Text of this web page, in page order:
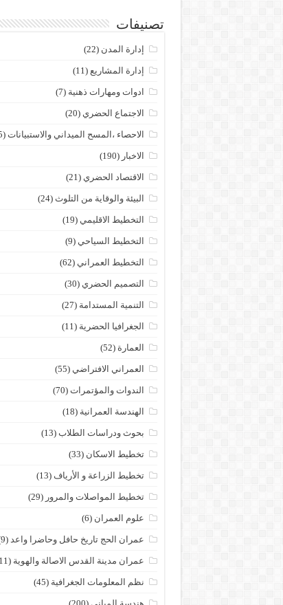
تصنيفات
إدارة المدن (22)
إدارة المشاريع (11)
ادوات ومهارات ذهنية (7)
الاجتماع الحضري (20)
الاحصاء ،المسح الميداني والاستبيانات (5)
الاخبار (190)
الاقتصاد الحضري (21)
البيئة والوقاية من التلوث (24)
التخطيط الاقليمي (19)
التخطيط السياحي (9)
التخطيط العمراني (62)
التصميم الحضري (30)
التنمية المستدامة (27)
الجغرافيا الحضرية (11)
العمارة (52)
العمراني الافتراضي (55)
الندوات والمؤتمرات (70)
الهندسة العمرانية (18)
بحوث ودراسات الطلاب (13)
تخطيط الاسكان (33)
تخطيط الزراعة و الأرياف (13)
تخطيط المواصلات والمرور (29)
علوم العمران (6)
عمران الحج تاريخ حافل وحاضرا واعد (9)
عمران مدينة القدس الاصالة والهوية (11)
نظم المعلومات الجغرافية (45)